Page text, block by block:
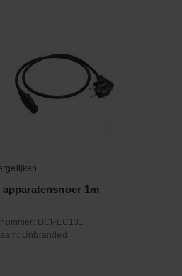
apparatensnoer 1m
DCPEC131
Unbranded